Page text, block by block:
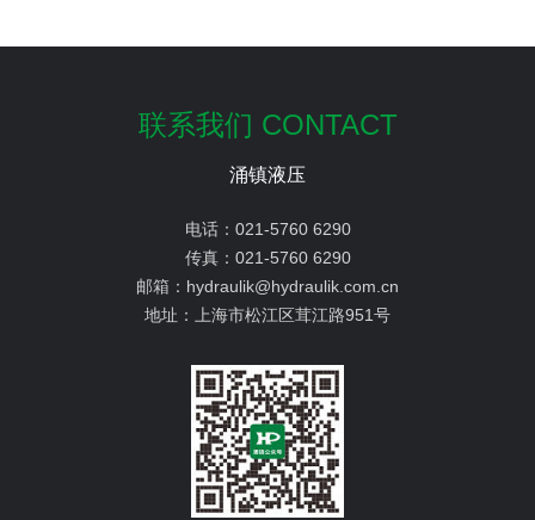
联系我们 CONTACT
涌镇液压
电话： 021-5760 6290
传真： 021-5760 6290
邮箱： hydraulik@hydraulik.com.cn
地址：
上海市松江区茸江路951号